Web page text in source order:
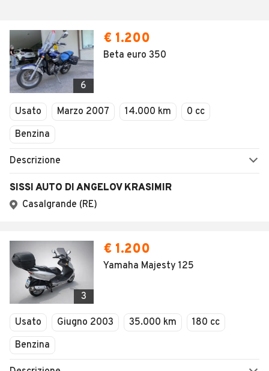
6
€ 1.200
Beta euro 350
Usato Marzo 2007 14.000 km
0 cc
Benzina
Descrizione
SISSI AUTO DI ANGELOV KRASIMIR
Casalgrande (RE)
3
€ 1.200
Yamaha Majesty 125
Usato Giugno 2003 35.000 km
180 cc
Benzina